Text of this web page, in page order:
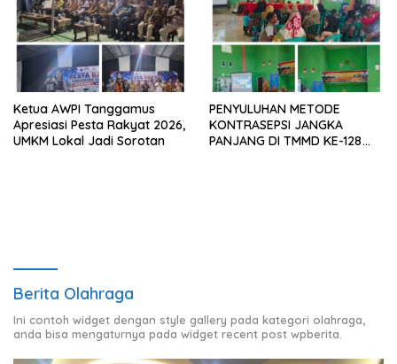
Ketua AWPI Tanggamus
Apresiasi Pesta Rakyat 2026,
UMKM Lokal Jadi Sorotan
PENYULUHAN METODE
KONTRASEPSI JANGKA
PANJANG DI TMMD KE-128
Berita Olahraga
Ini contoh widget dengan style gallery pada kategori olahraga,
anda bisa mengaturnya pada widget recent post wpberita.